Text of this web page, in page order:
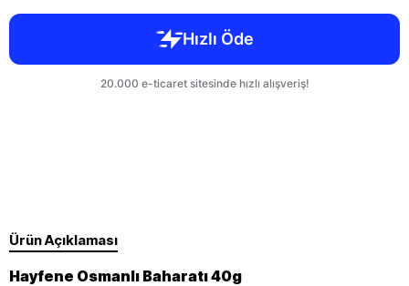
Ürün Açıklaması
Hayfene Osmanlı Baharatı 40g